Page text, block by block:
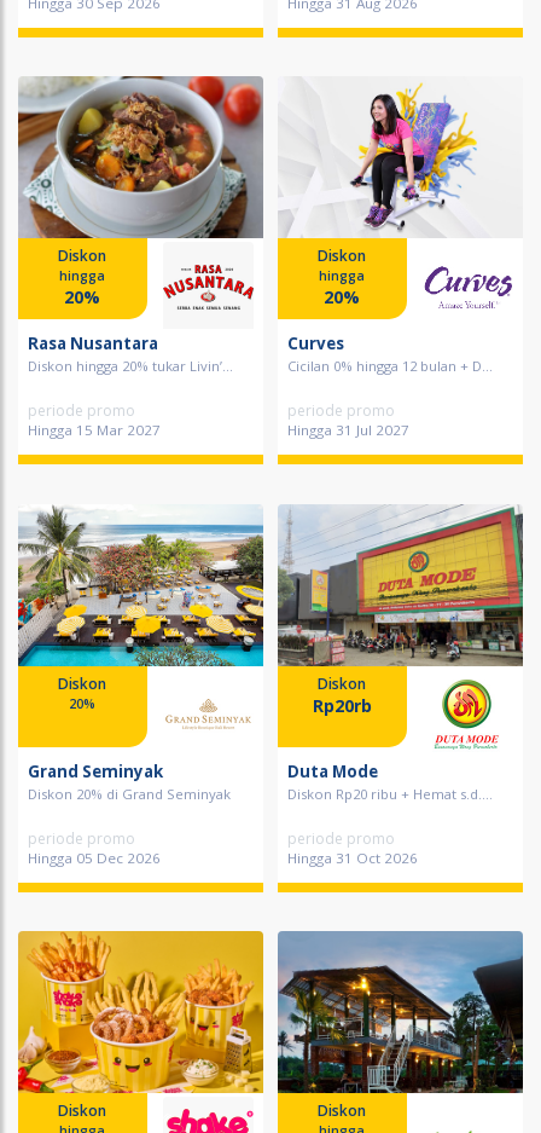
Diskon
hingga
20%
Rasa Nusantara
Diskon hingga 20% tukar Livin’...
periode promo
Hingga 15 Mar 2027
Diskon
hingga
20%
Curves
Cicilan 0% hingga 12 bulan + D...
periode promo
Hingga 31 Jul 2027
Diskon
20%
Grand Seminyak
Diskon 20% di Grand Seminyak
periode promo
Hingga 05 Dec 2026
Diskon
Rp20rb
Duta Mode
Diskon Rp20 ribu + Hemat s.d....
periode promo
Hingga 31 Oct 2026
Diskon Diskon